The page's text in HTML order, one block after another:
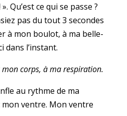
Qu’est ce qui se passe ?
pas du tout 3 secondes
à mon boulot, à ma belle-
dans l’instant.
corps, à ma respiration.
au rythme de ma
mon ventre. Mon ventre